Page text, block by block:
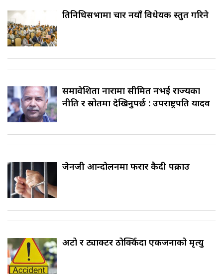
प्रतिनिधिसभामा चार नयाँ विधेयक प्रस्तुत गरिने
समावेशिता नारामा सीमित नभई राज्यका
नीति र स्रोतमा देखिनुपर्छ : उपराष्ट्रपति यादव
जेनजी आन्दोलनमा फरार कैदी पक्राउ
अटो र ट्याक्टर ठोक्किँदा एकजनाको मृत्यु